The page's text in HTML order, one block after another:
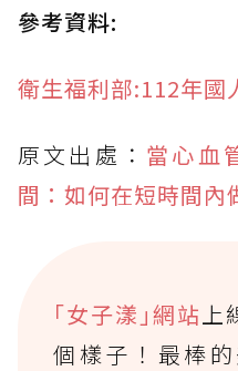
參考資料:
衛生福利部:112年國
原文出處： 當心血
間：如何在短時間內
｢女子漾｣網站
個樣子！最棒